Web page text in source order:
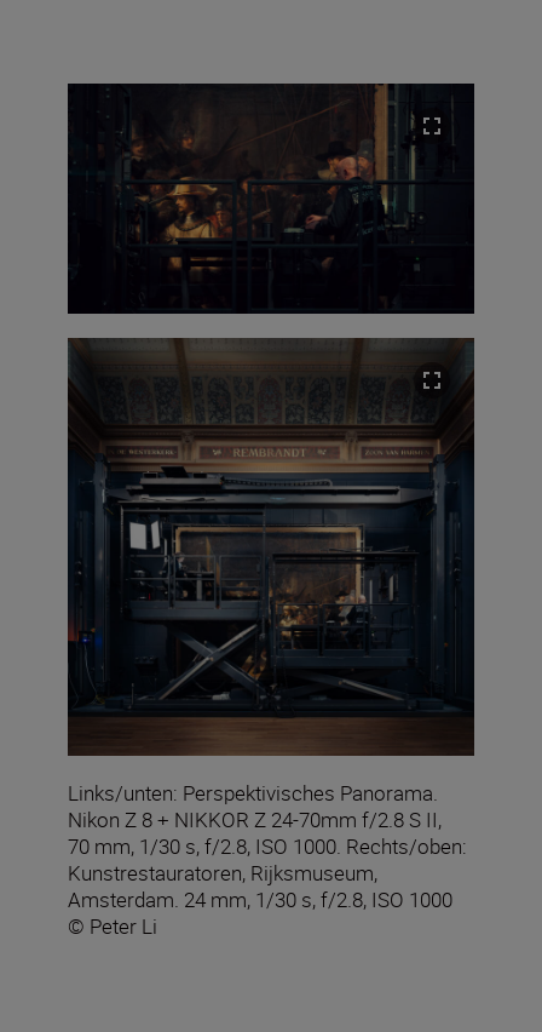
Links/unten: Perspektivisches Panorama.
Nikon Z 8 + NIKKOR Z 24-70mm f/2.8 S II,
70 mm, 1/30 s, f/2.8, ISO 1000. Rechts/oben:
Kunstrestauratoren, Rijksmuseum,
Amsterdam. 24 mm, 1/30 s, f/2.8, ISO 1000
© Peter Li